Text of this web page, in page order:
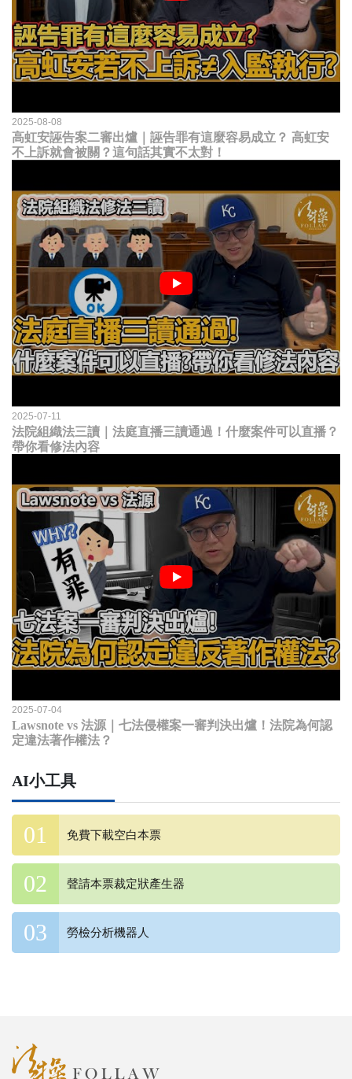
2025-08-08
高虹安誣告案二審出爐｜誣告罪有這麼容易成立？ 高虹安
不上訴就會被關？這句話其實不太對！
2025-07-11
法院組織法三讀｜法庭直播三讀通過！什麼案件可以直播？
帶你看修法內容
2025-07-04
Lawsnote vs 法源｜七法侵權案一審判決出爐！法院為何認
定違法著作權法？
AI小工具
免費下載空白本票
聲請本票裁定狀產生器
勞檢分析機器人